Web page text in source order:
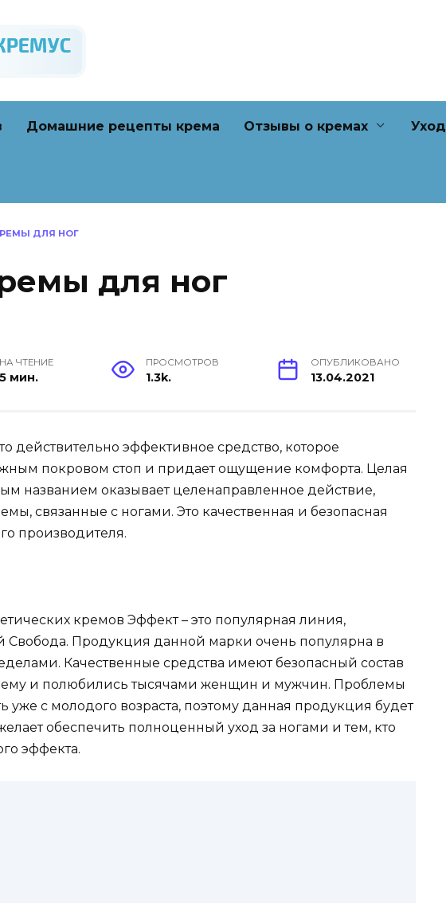
Домашние рецепты крема Отзывы о кремах Уход
ДЛЯ НОГ
для ног
НА ЧТЕНИЕ
5 мин.
ПРОСМОТРОВ
1.3k.
ОПУБЛИКОВАНО
13.04.2021
действительно эффективное средство, которое
покровом стоп и придает ощущение комфорта. Целая
названием оказывает целенаправленное действие,
связанные с ногами. Это качественная и безопасная
производителя.
кремов Эффект – это популярная линия,
Свобода. Продукция данной марки очень популярна в
Качественные средства имеют безопасный состав
и полюбились тысячами женщин и мужчин. Проблемы
уже с молодого возраста, поэтому данная продукция будет
обеспечить полноценный уход за ногами и тем, кто
эффекта.